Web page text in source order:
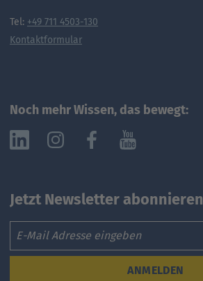
Tel: +49 711 4503-130
Kontaktformular
Noch mehr Wissen, das bewegt:
Jetzt Newsletter abonnieren
ANMELDEN